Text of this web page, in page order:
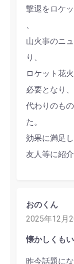
撃退をロケ
山火事のニ
り、
ロケット花
必要となり、
代わりのも
た。
効果に満足
友人等に紹介
おのくん
2025年12月
懐かしくも
昨今話題に